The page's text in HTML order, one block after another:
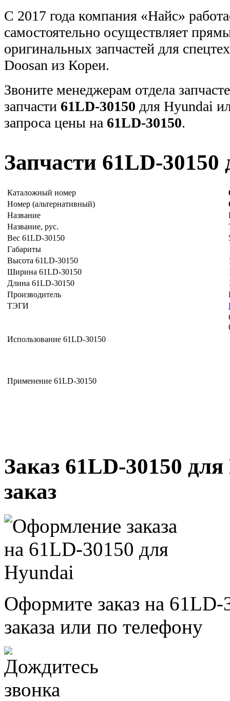
С 2017 года компания «Найс»
самостоятельно осуществляет
оригинальных запчастей для
Doosan из Кореи.
Звоните менеджерам отдела
запчасти 61LD-30150 для Hyundai
запроса цены на 61LD-30150.
Запчасти 61LD-
Каталожный номер
Номер (альтернативный)
Название
Название, рус.
Вес 61LD-30150
Габариты
Высота 61LD-30150
Ширина 61LD-30150
Длина 61LD-30150
Производитель
ТЭГИ
Использование 61LD-30150
Применение 61LD-30150
Заказ 61LD-30150
заказ
Оформите заказ на
заказа или по телефону